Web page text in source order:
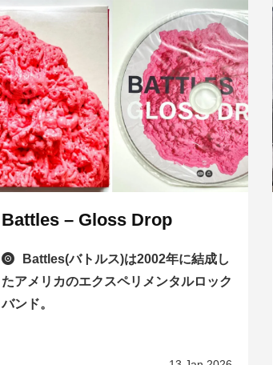
Battles – Gloss Drop
Battles(バトルス)は2002年に結成し
たアメリカのエクスペリメンタルロック
バンド。